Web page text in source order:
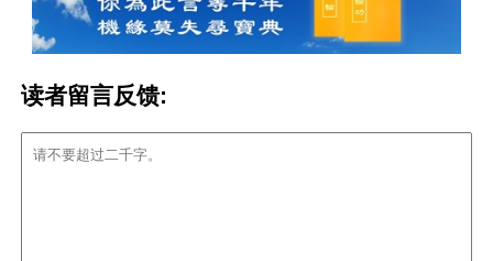
读者留言反馈: